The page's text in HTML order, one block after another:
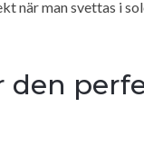
när man svettas i
den